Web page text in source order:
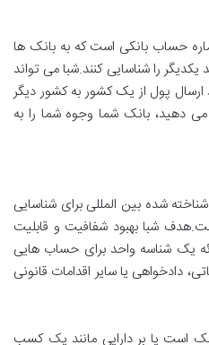
حساب بانکی است که به بانک ها
را شناسایی کنند.شبا می تواند
ارسال پول از یک کشور به کشور دیگر
دهید، بانک شما وجوه شما را به
شده بین المللی برای شناسایی
شبا بهبود شفافیت و قابلیت
یک شناسه واحد برای حساب هایی
دادخواهی یا سایر اقدامات قانونی
است یا بر دارایی مانند یک کسب